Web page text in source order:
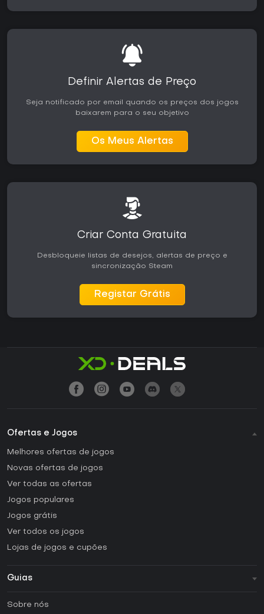
Definir Alertas de Preço
Seja notificado por email quando os preços dos jogos
baixarem para o seu objetivo
Os Meus Alertas
Criar Conta Gratuita
Desbloqueie listas de desejos, alertas de preço e
sincronização Steam
Registar Grátis
Ofertas e Jogos
Melhores ofertas de jogos
Novas ofertas de jogos
Ver todas as ofertas
Jogos populares
Jogos grátis
Ver todos os jogos
Lojas de jogos e cupões
Guias
Sobre nós